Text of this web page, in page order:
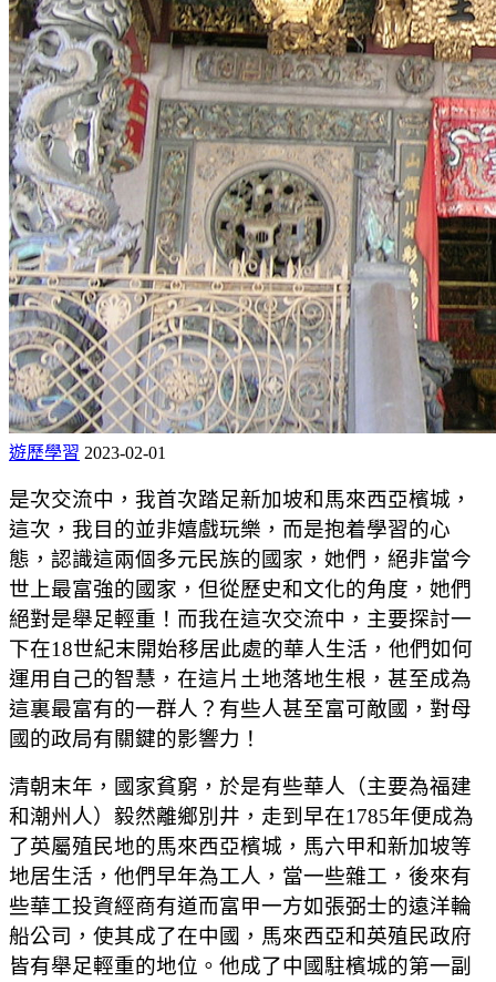
遊歷學習 2023-02-01
是次交流中，我首次踏足新加坡和馬來西亞檳城，
這次，我目的並非嬉戲玩樂，而是抱着學習的心
態，認識這兩個多元民族的國家，她們，絕非當今
世上最富強的國家，但從歷史和文化的角度，她們
絕對是舉足輕重！而我在這次交流中，主要探討一
下在18世紀末開始移居此處的華人生活，他們如何
運用自己的智慧，在這片土地落地生根，甚至成為
這裏最富有的一群人？有些人甚至富可敵國，對母
國的政局有關鍵的影響力！
清朝末年，國家貧窮，於是有些華人（主要為福建
和潮州人）毅然離鄉別井，走到早在1785年便成為
了英屬殖民地的馬來西亞檳城，馬六甲和新加坡等
地居生活，他們早年為工人，當一些雜工，後來有
些華工投資經商有道而富甲一方如張弼士的遠洋輪
船公司，使其成了在中國，馬來西亞和英殖民政府
皆有舉足輕重的地位。他成了中國駐檳城的第一副